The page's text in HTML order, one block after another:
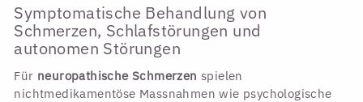
Symptomatische Behandlung von
Schmerzen, Schlafstörungen und
autonomen Störungen
Für neuropathische Schmerzen spielen
nichtmedikamentöse Massnahmen wie psychologische